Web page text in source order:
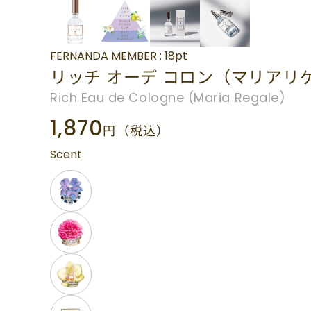
リッチ オーデ コロン（マリアリ
Rich Eau de Cologne (Maria Regale)
1,870円 （税込）
FERNANDA MEMBER : 18pt
Scent